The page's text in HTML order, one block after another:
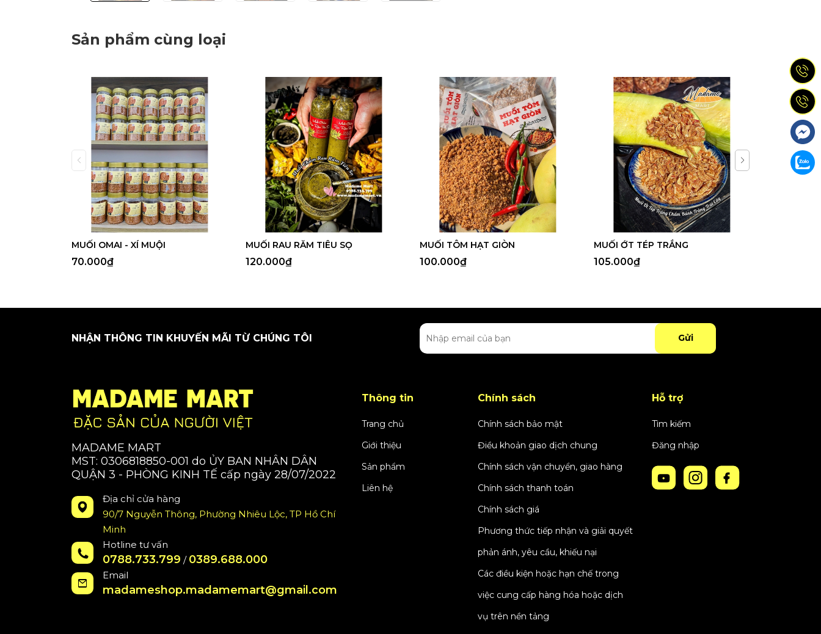
Sản phẩm cùng loại
MUỐI OMAI - XÍ MUỘI
70.000₫
MUỐI RAU RĂM TIÊU SỌ
120.000₫
MUỐI TÔM HẠT GIÒN
100.000₫
MUỐI ỚT TÉP TRẮNG
105.000₫
NHẬN THÔNG TIN KHUYẾN MÃI TỪ CHÚNG TÔI Gửi
MADAME MART
MST: 0306818850-001 do ỦY BAN NHÂN DÂN
QUẬN 3 - PHÒNG KINH TẾ cấp ngày 28/07/2022
Địa chỉ cửa hàng
90/7 Nguyễn Thông, Phường Nhiêu Lộc, TP Hồ Chí
Minh
Hotline tư vấn
0788.733.799 / 0389.688.000
Email
madameshop.madamemart@gmail.com
Thông tin
Trang chủ
Giới thiệu
Sản phẩm
Liên hệ
Chính sách
Chính sách bảo mật
Điều khoản giao dịch chung
Chính sách vận chuyển, giao hàng
Chính sách thanh toán
Chính sách giá
Phương thức tiếp nhận và giải quyết
phản ánh, yêu cầu, khiếu nại
Các điều kiện hoặc hạn chế trong
việc cung cấp hàng hóa hoặc dịch
vụ trên nền tảng
Hỗ trợ
Tìm kiếm
Đăng nhập